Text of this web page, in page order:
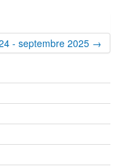
- septembre 2025 →